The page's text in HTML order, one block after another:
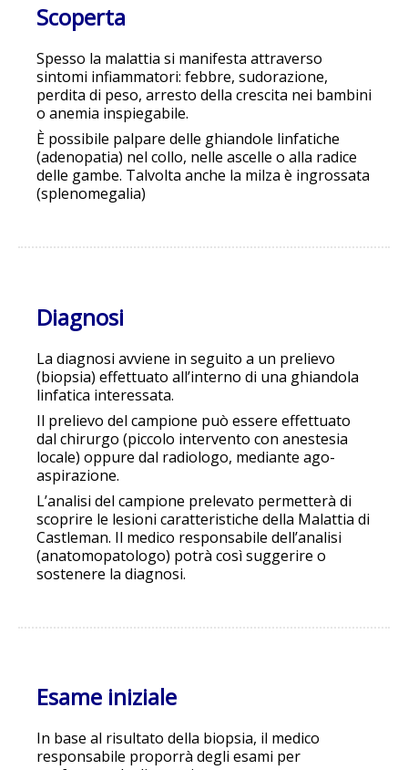
Scoperta
Spesso la malattia si manifesta attraverso
sintomi infiammatori: febbre, sudorazione,
perdita di peso, arresto della crescita nei bambini
o anemia inspiegabile.
È possibile palpare delle ghiandole linfatiche
(adenopatia) nel collo, nelle ascelle o alla radice
delle gambe. Talvolta anche la milza è ingrossata
(splenomegalia)
Diagnosi
La diagnosi avviene in seguito a un prelievo
(biopsia) effettuato all’interno di una ghiandola
linfatica interessata.
Il prelievo del campione può essere effettuato
dal chirurgo (piccolo intervento con anestesia
locale) oppure dal radiologo, mediante ago-
aspirazione.
L’analisi del campione prelevato permetterà di
scoprire le lesioni caratteristiche della Malattia di
Castleman. Il medico responsabile dell’analisi
(anatomopatologo) potrà così suggerire o
sostenere la diagnosi.
Esame iniziale
In base al risultato della biopsia, il medico
responsabile proporrà degli esami per